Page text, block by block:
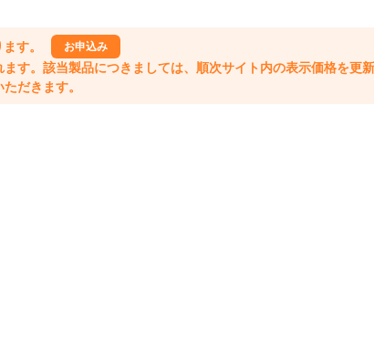
す。 お申込み
。該当製品につきましては、順次サイト内の表示価格を更新
だきます。